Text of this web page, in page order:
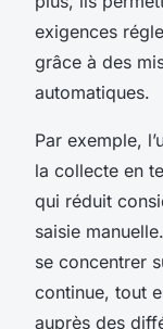
exigences
grâce à des
automatiques.
Par exemple,
la collecte en
qui réduit
saisie
se concentrer
continue, tout
auprès des